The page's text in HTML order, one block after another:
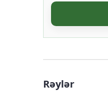
Rəylər